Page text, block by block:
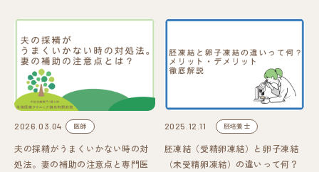
2026.03.04 医師
夫の採精がうまくいかない時の対
処法。妻の補助の注意点と専門医
2025.12.11 胚培養士
胚凍結（受精卵凍結）と卵子凍結
（未受精卵凍結）の違いって何？